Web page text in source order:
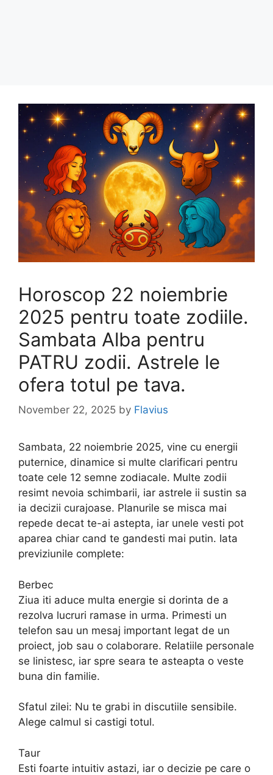
Horoscop 22 noiembrie
2025 pentru toate zodiile.
Sambata Alba pentru
PATRU zodii. Astrele le
ofera totul pe tava.
November 22, 2025 by Flavius
Sambata, 22 noiembrie 2025, vine cu energii
puternice, dinamice si multe clarificari pentru
toate cele 12 semne zodiacale. Multe zodii
resimt nevoia schimbarii, iar astrele ii sustin sa
ia decizii curajoase. Planurile se misca mai
repede decat te-ai astepta, iar unele vesti pot
aparea chiar cand te gandesti mai putin. Iata
previziunile complete:
Berbec
Ziua iti aduce multa energie si dorinta de a
rezolva lucruri ramase in urma. Primesti un
telefon sau un mesaj important legat de un
proiect, job sau o colaborare. Relatiile personale
se linistesc, iar spre seara te asteapta o veste
buna din familie.
Sfatul zilei: Nu te grabi in discutiile sensibile.
Alege calmul si castigi totul.
Taur
Esti foarte intuitiv astazi, iar o decizie pe care o